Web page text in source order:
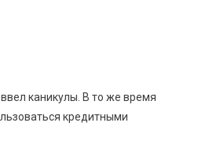
каникулы. В то же время
кредитными